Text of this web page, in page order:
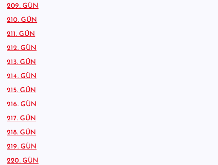
209. GÜN
210. GÜN
211. GÜN
212. GÜN
213. GÜN
214. GÜN
215. GÜN
216. GÜN
217. GÜN
218. GÜN
219. GÜN
220. GÜN